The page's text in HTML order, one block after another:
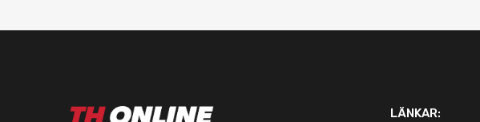
LÄNKAR: